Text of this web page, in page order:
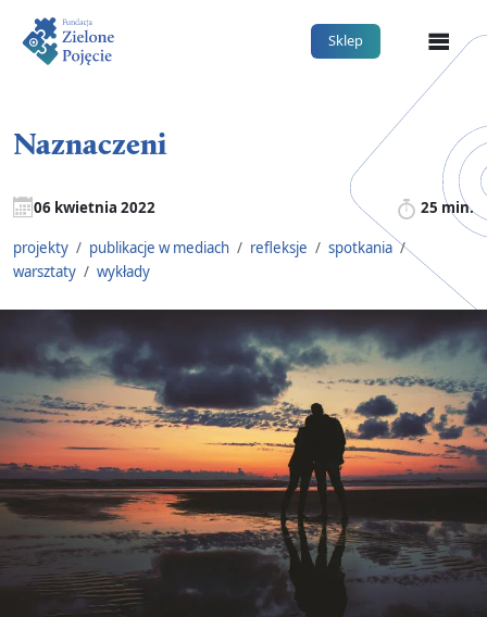
Sklep
Naznaczeni
06 kwietnia 2022 25 min.
projekty / publikacje w mediach / refleksje / spotkania /
warsztaty / wykłady